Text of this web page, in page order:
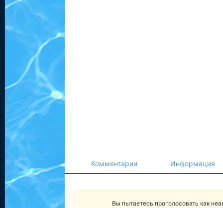
Комментарии Информация
Вы пытаетесь проголосовать как